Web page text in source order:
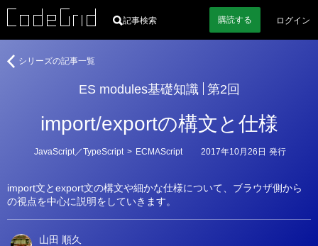
記事検索 購読する ログイン
ES modules基礎知識 第2回
import/exportの構文と仕様
import文とexport文の構文や細かな仕様について、ブラウザ側から
の視点を中心に説明をしていきます。
カ
リ
ー
JavaScript／TypeScript > ECMAScript 2017年10月26日 発行
者
山田 順久
ES
シリーズの記事一覧